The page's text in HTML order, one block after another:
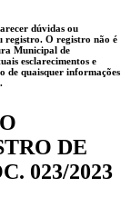
dúvidas ou
registro. O registro não é
Municipal de
esclarecimentos e
de quaisquer informações
DE
023/2023